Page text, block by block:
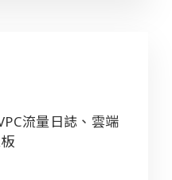
流量日誌、雲端